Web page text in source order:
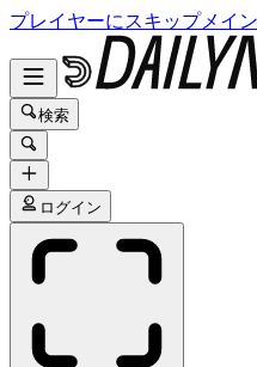
プレイヤーにスキップメイ
検索
ログイン